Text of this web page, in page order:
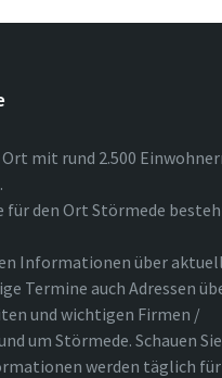
mit rund 2.500
den Ort Störmede
Informationen über
Termine auch Adressen
und wichtigen Firmen /
um Störmede. Schauen
werden täglich für